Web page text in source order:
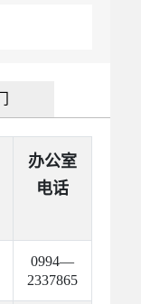
办公室
电话
0994—
2337865